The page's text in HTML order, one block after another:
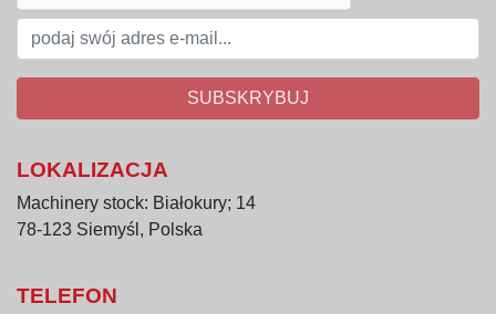
SUBSKRYBUJ
LOKALIZACJA
Machinery stock: Białokury; 14
78-123 Siemyśl, Polska
TELEFON